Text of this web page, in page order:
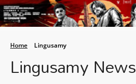
Home Lingusamy
Lingusamy News